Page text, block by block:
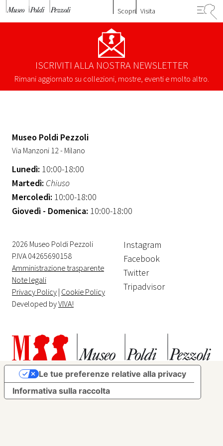
Vai al contenuto
Scopri Visita
Il Poldi Ascolta
Il tuo evento al Museo Poldi Pezzoli
Experience Esclusive
Media
Collabora con noi
ISCRIVITI ALLA NOSTRA NEWSLETTER
Rimani aggiornato su collezioni, mostre, eventi e molto altro.
Museo Poldi Pezzoli
Via Manzoni 12 - Milano
Lunedì: 10:00-18:00
Martedì: Chiuso
Mercoledì: 10:00-18:00
Giovedì - Domenica: 10:00-18:00
2026 Museo Poldi Pezzoli
P.IVA 04265690158
Amministrazione trasparente
Note legali
Privacy Policy | Cookie Policy
Developed byVIVA!
Instagram
Facebook
Twitter
Tripadvisor
Informativa sulla raccolta
Le tue preferenze relative alla privacy